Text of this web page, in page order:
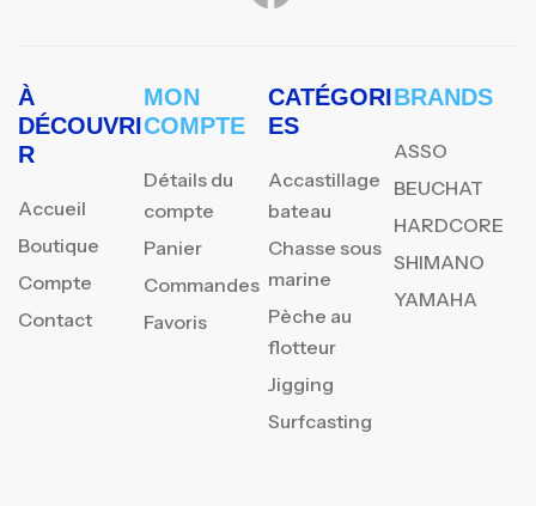
À
DÉCOUVRI
R
Accueil
Boutique
Compte
Contact
MON
COMPTE
Détails du
compte
Panier
Commandes
Favoris
CATÉGORI
ES
Accastillage
bateau
Chasse sous
marine
Pèche au
flotteur
Jigging
Surfcasting
BRANDS
ASSO
BEUCHAT
HARDCORE
SHIMANO
YAMAHA